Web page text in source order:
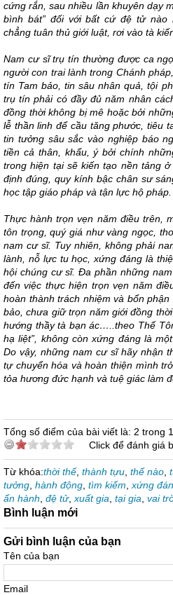
cứng rắn, sau nhiều lần khuyên dạy
bình bát” đối với bất cứ đệ tử nào
chẳng tuân thủ giới luật, rơi vào tà
Nam cư sĩ trụ tín thường được ca
người con trai lành trong Chánh
tín Tam bảo, tin sâu nhân quả, tội
trụ tín phải có đầy đủ năm nhân
đồng thời không bị mê hoặc bởi
lễ thần linh để cầu tăng phước, tiêu
tin tưởng sâu sắc vào nghiệp báo
tiền cả thân, khẩu, ý bởi chính
trong hiện tại sẽ kiến tạo nền tảng
định đúng, quy kính bậc chân sư
học tập giáo pháp và tận lực hộ pháp.
Thực hành trọn vẹn năm điều trên,
tôn trọng, quý giá như vàng ngọc,
nam cư sĩ. Tuy nhiên, không phải
lành, nỗ lực tu học, xứng đáng là
hội chúng cư sĩ. Đa phần những
đến việc thực hiện trọn vẹn năm
hoàn thành trách nhiệm và bổn
bảo, chưa giữ trọn năm giới đồng
hướng thầy tà bạn ác…..theo Thế
hạ liệt”, không còn xứng đáng là
Do vậy, những nam cư sĩ hãy nhận
tự chuyển hóa và hoàn thiện mình
tỏa hương đức hạnh và tuệ giác làm
Tổng số điểm của bài viết là: 2 trong
Click để đánh giá
Từ khóa:thời thế, thành tựu thế nào
tưởng hành động tìm kiếm xứng
ấn hành đệ tử, xuất gia tại gia vai
Bình luận mới
Gửi bình luận của bạn
Tên của bạn
Email